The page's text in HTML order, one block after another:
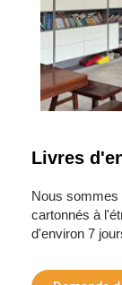
Livres
Nous sommes
cartonnés à
d'environ 7